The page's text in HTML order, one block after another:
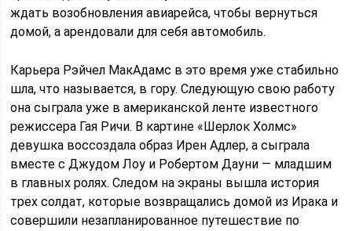
ждать возобновления авиарейса, чтобы вернуться
домой, а арендовали для себя автомобиль.
Карьера Рэйчел МакАдамс в это время уже стабильно
шла, что называется, в гору. Следующую свою работу
она сыграла уже в американской ленте известного
режиссера Гая Ричи. В картине «Шерлок Холмс»
девушка воссоздала образ Ирен Адлер, а сыграла
вместе с Джудом Лоу и Робертом Дауни — младшим
в главных ролях. Следом на экраны вышла история
трех солдат, которые возвращались домой из Ирака и
совершили незапланированное путешествие по